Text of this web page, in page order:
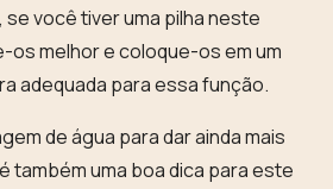
você tiver uma pilha neste
os melhor ecoloque-os em um
adequada para essa função.
de água para dar ainda mais
também uma boa dica para este